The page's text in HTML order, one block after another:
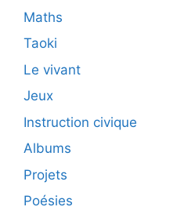
Maths
Taoki
Le vivant
Jeux
Instruction civique
Albums
Projets
Poésies